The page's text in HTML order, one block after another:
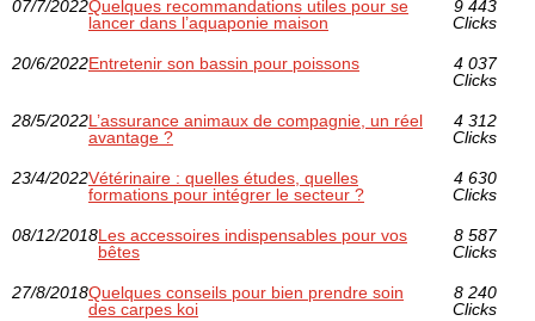
07/7/2022Quelques recommandations utiles pour se
lancer dans l’aquaponie maison
9 443
Clicks
20/6/2022Entretenir son bassin pour poissons
4 037
Clicks
28/5/2022L’assurance animaux de compagnie, un réel
avantage ?
4 312
Clicks
23/4/2022Vétérinaire : quelles études, quelles
formations pour intégrer le secteur ?
4 630
Clicks
08/12/2018Les accessoires indispensables pour vos
bêtes
8 587
Clicks
27/8/2018Quelques conseils pour bien prendre soin
des carpes koi
8 240
Clicks